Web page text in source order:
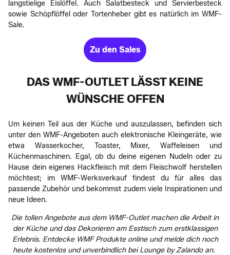
langstielige Eislöffel. Auch Salatbesteck und Servierbesteck
sowie Schöpflöffel oder Tortenheber gibt es natürlich im WMF-
Sale.
Zu den Sales
DAS WMF-OUTLET LÄSST KEINE
WÜNSCHE OFFEN
Um keinen Teil aus der Küche und auszulassen, befinden sich
unter den WMF-Angeboten auch elektronische Kleingeräte, wie
etwa Wasserkocher, Toaster, Mixer, Waffeleisen und
Küchenmaschinen. Egal, ob du deine eigenen Nudeln oder zu
Hause dein eigenes Hackfleisch mit dem Fleischwolf herstellen
möchtest; im WMF-Werksverkauf findest du für alles das
passende Zubehör und bekommst zudem viele Inspirationen und
neue Ideen.
Die tollen Angebote aus dem WMF-Outlet machen die Arbeit in
der Küche und das Dekorieren am Esstisch zum erstklassigen
Erlebnis. Entdecke WMF Produkte online und melde dich noch
heute kostenlos und unverbindlich bei Lounge by Zalando an.